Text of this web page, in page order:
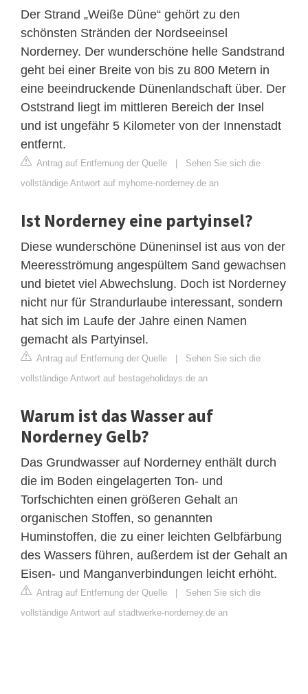
Der Strand „Weiße Düne“ gehört zu den
schönsten Stränden der Nordseeinsel
Norderney. Der wunderschöne helle Sandstrand
geht bei einer Breite von bis zu 800 Metern in
eine beeindruckende Dünenlandschaft über. Der
Oststrand liegt im mittleren Bereich der Insel
und ist ungefähr 5 Kilometer von der Innenstadt
entfernt.
Antrag auf Entfernung der Quelle | Sehen Sie sich die
vollständige Antwort auf myhome-norderney.de an
Ist Norderney eine partyinsel?
Diese wunderschöne Düneninsel ist aus von der
Meeresströmung angespültem Sand gewachsen
und bietet viel Abwechslung. Doch ist Norderney
nicht nur für Strandurlaube interessant, sondern
hat sich im Laufe der Jahre einen Namen
gemacht als Partyinsel.
Antrag auf Entfernung der Quelle | Sehen Sie sich die
vollständige Antwort auf bestageholidays.de an
Warum ist das Wasser auf
Norderney Gelb?
Das Grundwasser auf Norderney enthält durch
die im Boden eingelagerten Ton- und
Torfschichten einen größeren Gehalt an
organischen Stoffen, so genannten
Huminstoffen, die zu einer leichten Gelbfärbung
des Wassers führen, außerdem ist der Gehalt an
Eisen- und Manganverbindungen leicht erhöht.
Antrag auf Entfernung der Quelle | Sehen Sie sich die
vollständige Antwort auf stadtwerke-norderney.de an